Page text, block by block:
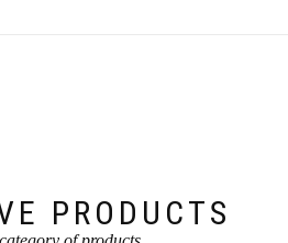
PRODUCTS